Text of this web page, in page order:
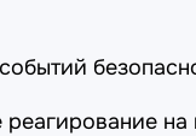
реагирование